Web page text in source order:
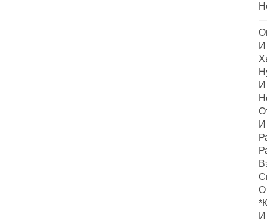
—
И
И
И
И